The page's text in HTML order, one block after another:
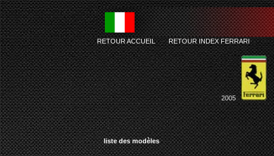
liste des modèles
RETOUR ACCUEIL-RETOUR INDEX FERRARI
2005